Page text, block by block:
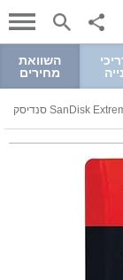
השוואת
מחירים